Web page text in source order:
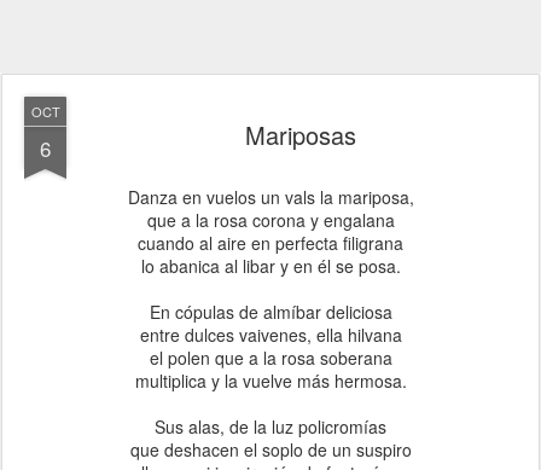
OCT
6 Mariposas
Danza en vuelos un vals la mariposa,
que a la rosa corona y engalana
cuando al aire en perfecta filigrana
lo abanica al libar y en él se posa.
En cópulas de almíbar deliciosa
entre dulces vaivenes, ella hilvana
el polen que a la rosa soberana
multiplica y la vuelve más hermosa.
Sus alas, de la luz policromías
que deshacen el soplo de un suspiro